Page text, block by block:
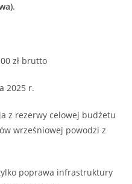
.
zł brutto
2025 r.
z rezerwy celowej budżetu
wrześniowej powodzi z
poprawa infrastruktury